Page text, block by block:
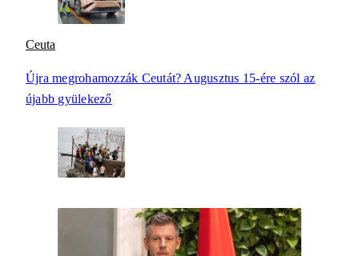
Ceuta
Újra megrohamozzák Ceutát? Augusztus 15-ére szól az
újabb gyülekező